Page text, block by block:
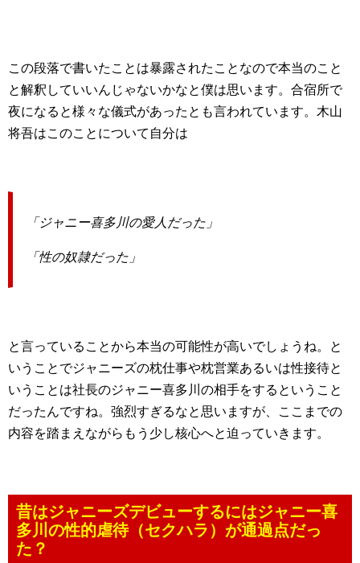
この段落で書いたことは暴露されたことなので本当のこと
と解釈していいんじゃないかなと僕は思います。合宿所で
夜になると様々な儀式があったとも言われています。木山
将吾はこのことについて自分は
「ジャニー喜多川の愛人だった」
「性の奴隷だった」
と言っていることから本当の可能性が高いでしょうね。と
いうことでジャニーズの枕仕事や枕営業あるいは性接待と
いうことは社長のジャニー喜多川の相手をするということ
だったんですね。強烈すぎるなと思いますが、ここまでの
内容を踏まえながらもう少し核心へと迫っていきます。
昔はジャニーズデビューするにはジャニー喜
多川の性的虐待（セクハラ）が通過点だっ
た？